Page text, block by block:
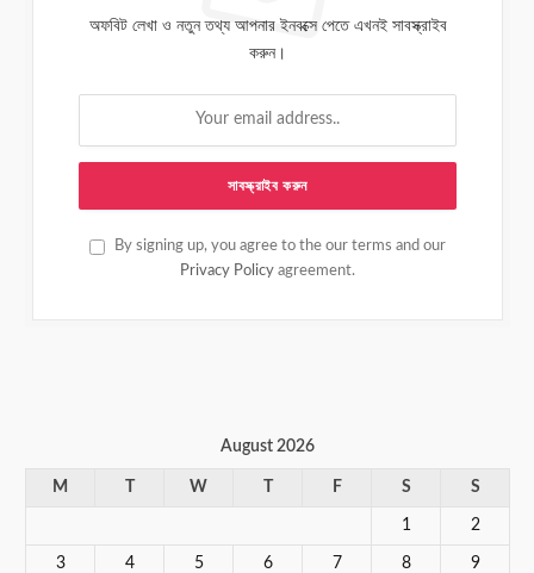
অফবিট লেখা ও নতুন তথ্য আপনার ইনবক্সে পেতে এখনই সাবস্ক্রাইব
করুন।
By signing up, you agree to the our terms and our
Privacy Policy agreement.
August 2026
M T W T F S S
1 2
3 4 5 6 7 8 9